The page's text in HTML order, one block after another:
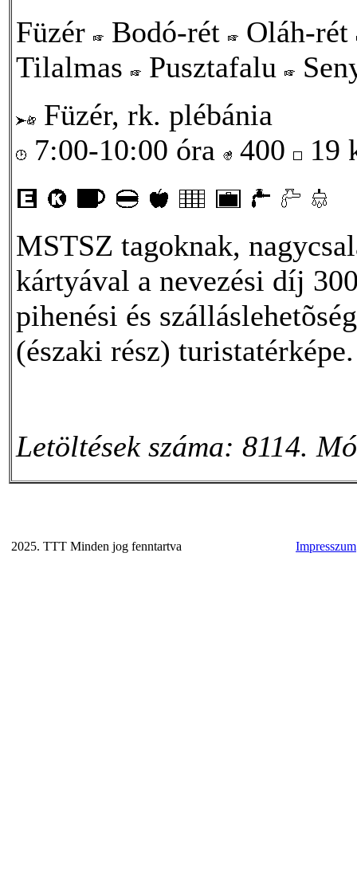
Füzér Bodó-rét
Oláh-rét
Tilalmas
Pusztafalu
Füzér, rk. plébánia
7:00-10:00 óra
400 19
MSTSZ tagoknak,
kártyával a nevezési díj
pihenési és
(északi rész) turistatérképe.
Letöltések száma: 8114.
2025. TTT Minden jog fenntartva Impresszum